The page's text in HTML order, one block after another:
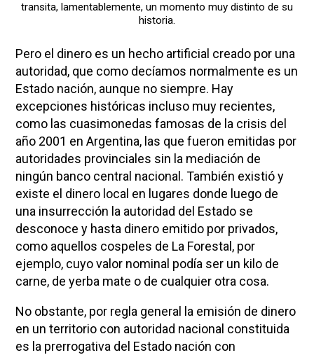
transita, lamentablemente, un momento muy distinto de su
historia.
Pero el dinero es un hecho artificial creado por una
autoridad, que como decíamos normalmente es un
Estado nación, aunque no siempre. Hay
excepciones históricas incluso muy recientes,
como las cuasimonedas famosas de la crisis del
año 2001 en Argentina, las que fueron emitidas por
autoridades provinciales sin la mediación de
ningún banco central nacional. También existió y
existe el dinero local en lugares donde luego de
una insurrección la autoridad del Estado se
desconoce y hasta dinero emitido por privados,
como aquellos cospeles de La Forestal, por
ejemplo, cuyo valor nominal podía ser un kilo de
carne, de yerba mate o de cualquier otra cosa.
No obstante, por regla general la emisión de dinero
en un territorio con autoridad nacional constituida
es la prerrogativa del Estado nación con